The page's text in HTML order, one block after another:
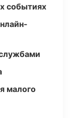
событиях
малого